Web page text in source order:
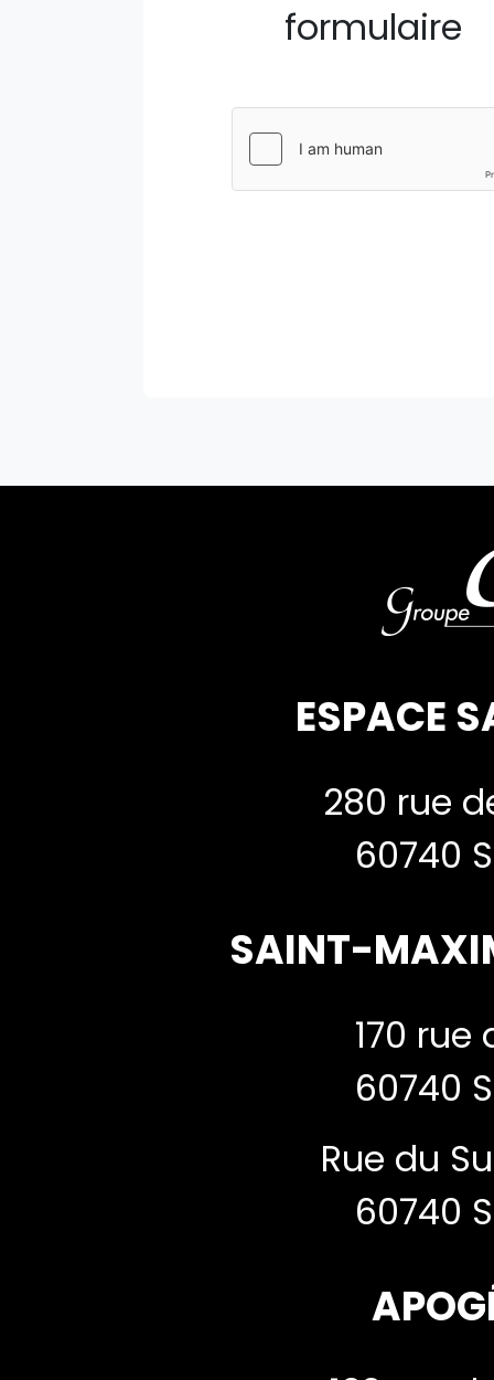
formulaire
ESPACE
280 rue
60740
SAINT-
170 rue
60740
Rue du
60740